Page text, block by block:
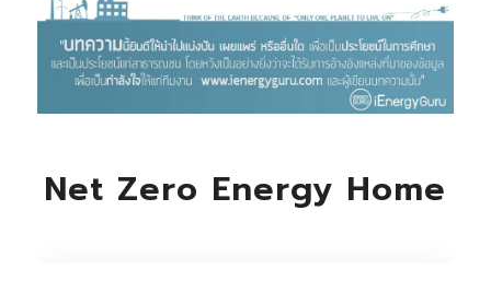
Net Zero Energy Home